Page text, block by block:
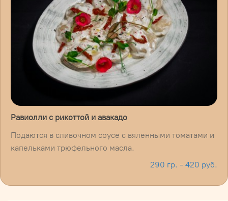
Равиолли с рикоттой и авакадо
Подаются в сливочном соусе с вяленными томатами и
капельками трюфельного масла.
290 гр. - 420 руб.